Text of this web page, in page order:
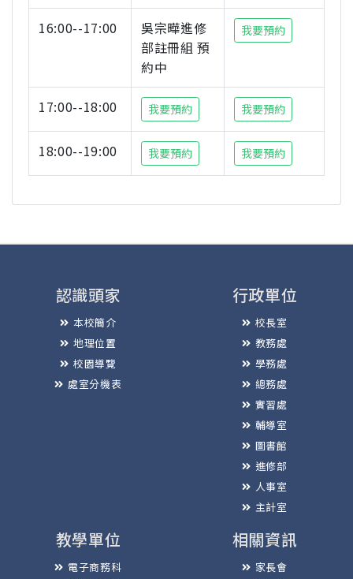
16:00--17:00
吳宗曄進修
部註冊組 預
約中
我要預約
17:00--18:00 我要預約 我要預約
18:00--19:00 我要預約 我要預約
認識頭家
本校簡介
地理位置
校園導覽
處室分機表
行政單位
校長室
教務處
學務處
總務處
實習處
輔導室
圖書館
進修部
人事室
主計室
教學單位
電子商務科
相關資訊
家長會